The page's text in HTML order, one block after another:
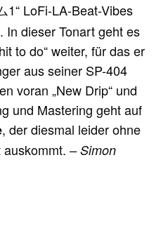
1“ LoFi-LA-Beat-Vibes
In dieser Tonart geht es
to do“ weiter, für das er
aus seiner SP-404
voran „New Drip“ und
und Mastering geht auf
, der diesmal leider ohne
auskommt.– Simon